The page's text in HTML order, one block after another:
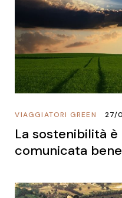
VIAGGIATORI GREEN 27/
La sostenibilità
comunicata bene